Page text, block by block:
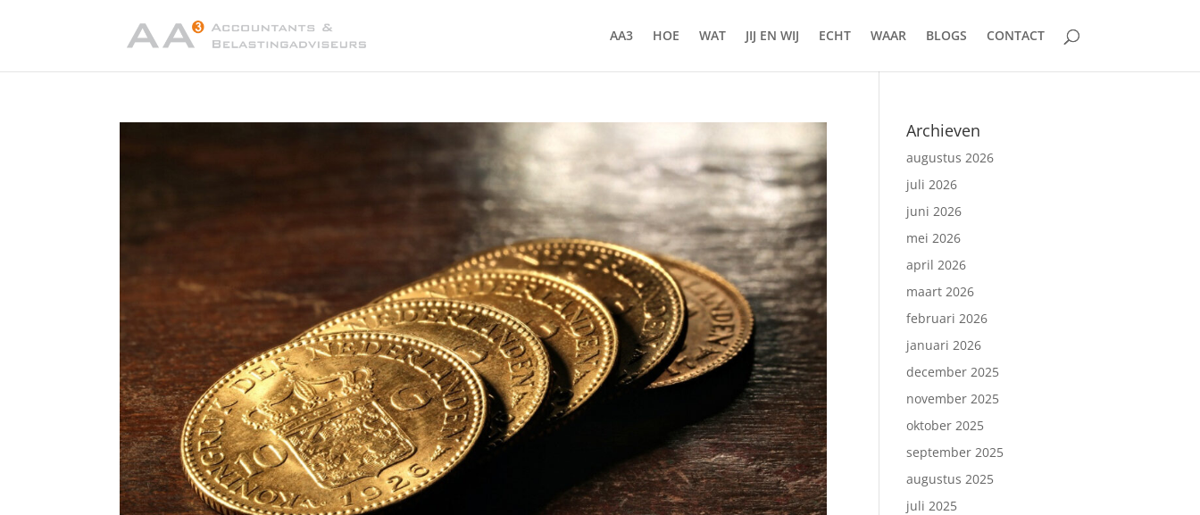
AA3 HOE WAT JIJ EN WIJ ECHT WAAR BLOGS CONTACT
Archieven
augustus 2026
juli 2026
juni 2026
mei 2026
april 2026
maart 2026
februari 2026
januari 2026
december 2025
november 2025
oktober 2025
september 2025
augustus 2025
juli 2025